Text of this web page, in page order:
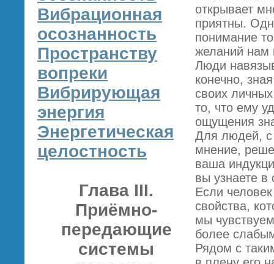
Вибрационная
осознанность
Пространству
вопреки
Вибрирующая
энергия
Энергетическая
целостность
Глава III.
Приёмно-
передающие
системы
открывает
приятны.
понимание
желаний нам
Люди
конечно,
своих
то, что ему
ощущения
Для людей, с
мнение,
ваша
вы узнаете
Если
свойства,
мы
более
Рядом с